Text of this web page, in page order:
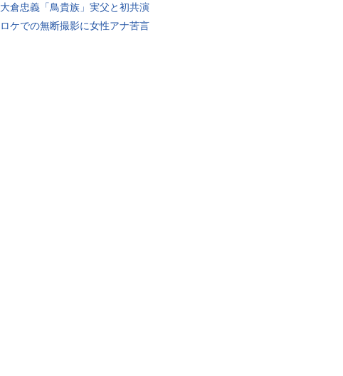
大倉忠義「鳥貴族」実父と初共演
ロケでの無断撮影に女性アナ苦言